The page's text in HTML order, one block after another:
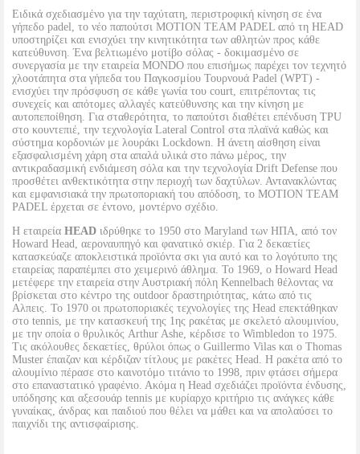
Ειδικά σχεδιασμένο για την ταχύτατη, περιστροφική κίνηση σε ένα
γήπεδο padel, το νέο παπούτσι MOTION TEAM PADEL από τη HEAD
υποστηρίζει και ενισχύει την κινητικότητα των αθλητών προς κάθε
κατεύθυνση. Ένα βελτιωμένο μοτίβο σόλας - δοκιμασμένο σε
συνεργασία με την εταιρεία MONDO που επισήμως παρέχει τον τεχνητό
χλοοτάπητα στα γήπεδα του Παγκοσμίου Τουρνουά Padel (WPT) -
ενισχύει την πρόσφυση σε κάθε γωνία του court, επιτρέποντας τις
συνεχείς και απότομες αλλαγές κατεύθυνσης και την κίνηση με
αυτοπεποίθηση. Για σταθερότητα, το παπούτσι διαθέτει επένδυση TPU
στο κουντεπιέ, την τεχνολογία Lateral Control στα πλαϊνά καθώς και
σύστημα κορδονιών με λουράκι Lockdown. Η άνετη αίσθηση είναι
εξασφαλισμένη χάρη στα απαλά υλικά στο πάνω μέρος, την
αντικραδασμική ενδιάμεση σόλα και την τεχνολογία Drift Defense που
προσθέτει ανθεκτικότητα στην περιοχή των δαχτύλων. Αντανακλώντας
και εμφανισιακά την πρωτοποριακή του απόδοση, το MOTION TEAM
PADEL έρχεται σε έντονο, μοντέρνο σχέδιο.
Η εταιρεία HEAD ιδρύθηκε το 1950 στο Maryland των ΗΠΑ, από τον
Howard Head, αεροναυπηγό και φανατικό σκιέρ. Για 2 δεκαετίες
κατασκεύαζε αποκλειστικά προϊόντα σκι για αυτό και το λογότυπο της
εταιρείας παραπέμπει στο χειμερινό άθλημα. Το 1969, ο Howard Head
μετέφερε την εταιρεία στην Αυστριακή πόλη Kennelbach θέλοντας να
βρίσκεται στο κέντρο της outdoor δραστηριότητας, κάτω από τις
Αλπεις. Το 1970 οι πρωτοποριακές τεχνολογίες της Head επεκτάθηκαν
στο tennis, με την κατασκευή της 1ης ρακέτας με σκελετό αλουμινίου,
με την οποία ο θρυλικός Arthur Ashe, κέρδισε το Wimbledon το 1975.
Τις ακόλουθες δεκαετίες, θρύλοι όπως ο Guillermo Vilas και ο Thomas
Muster έπαιζαν και κέρδιζαν τίτλους με ρακέτες Head. Η ρακέτα από το
αλουμίνιο πέρασε στο καινοτόμο τιτάνιο το 1998, πριν φτάσει σήμερα
στο επαναστατικό γραφένιο. Ακόμα η Head σχεδιάζει προϊόντα ένδυσης,
υπόδησης και αξεσουάρ tennis με κυρίαρχο κριτήριο τις ανάγκες κάθε
γυναίκας, άνδρας και παιδιού που θέλει να μάθει και να απολαύσει το
παιχνίδι της αντισφαίρισης.